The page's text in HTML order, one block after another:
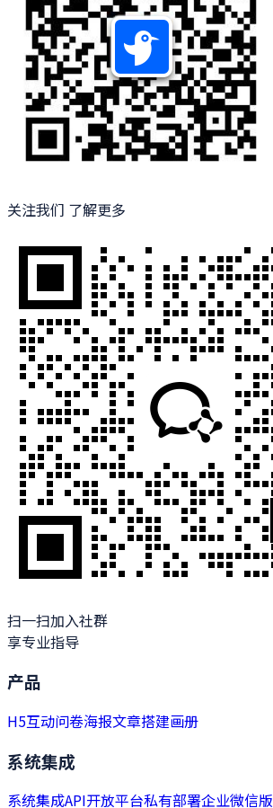
关注我们 了解更多
扫一扫加入社群
享专业指导
产品
H5互动问卷海报文章搭建画册
系统集成
系统集成API开放平台私有部署企业微信版